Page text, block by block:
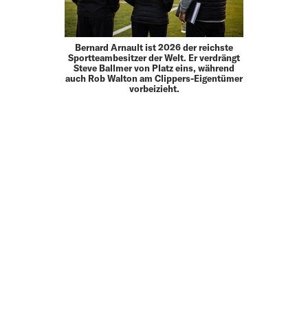
Bernard Arnault ist 2026 der reichste
Sportteambesitzer der Welt. Er verdrängt
Steve Ballmer von Platz eins, während
auch Rob Walton am Clippers-Eigentümer
vorbeizieht.